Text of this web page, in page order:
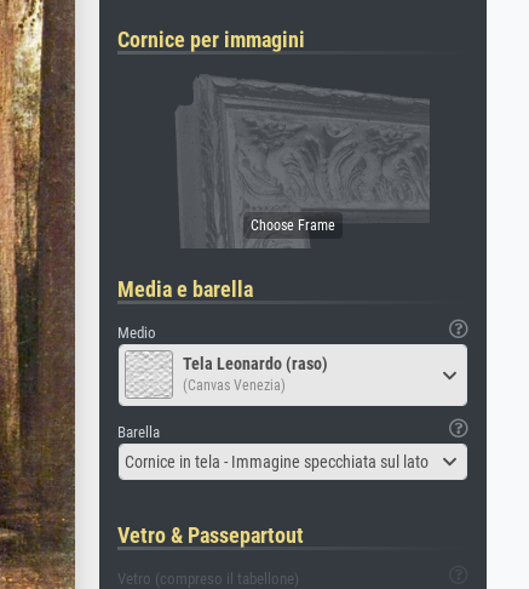
Cornice per immagini
Media e barella
Medio
Tela Leonardo (raso)
(Canvas Venezia)
Barella
Cornice in tela - Immagine specchiata sul lato
Vetro & Passepartout
Vetro (compreso il tabellone)